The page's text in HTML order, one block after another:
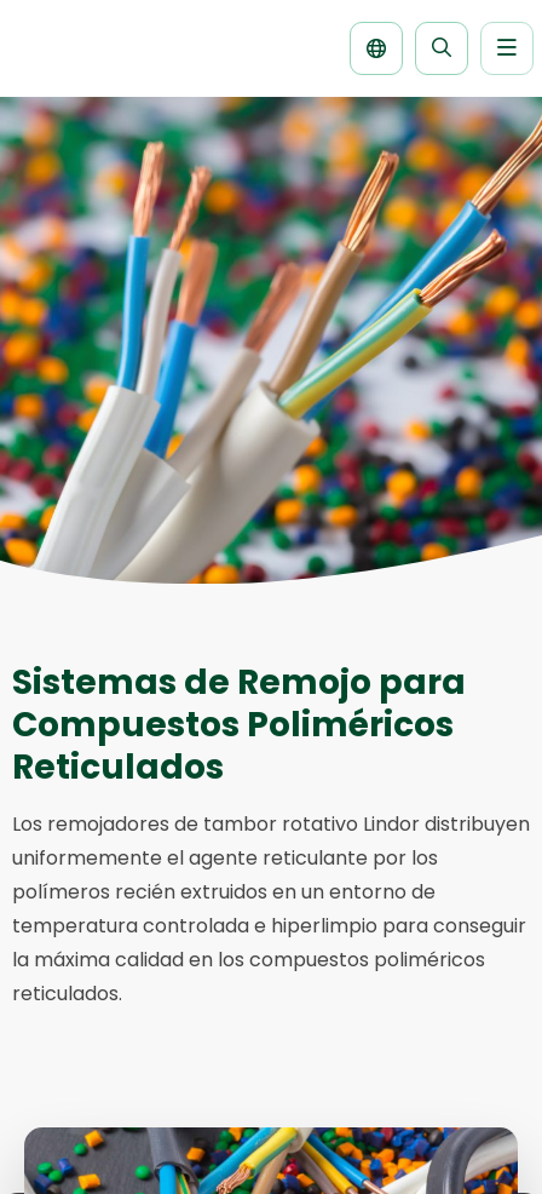
Buscar
página
Sistemas de Remojo para
Compuestos Poliméricos
Reticulados
Los remojadores de tambor rotativo Lindor distribuyen
uniformemente el agente reticulante por los
polímeros recién extruidos en un entorno de
temperatura controlada e hiperlimpio para conseguir
la máxima calidad en los compuestos poliméricos
reticulados.